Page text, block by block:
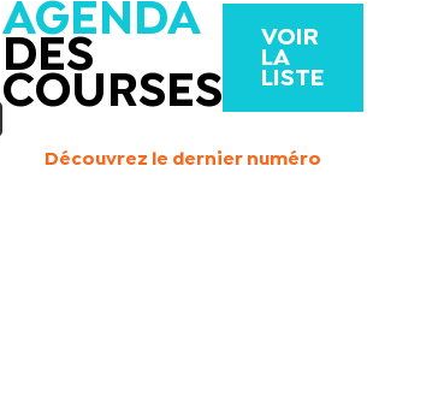
AGENDA
DES
COURSES
VOIR
LA
LISTE
Découvrez le dernier numéro